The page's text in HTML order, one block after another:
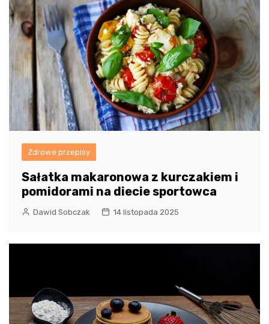
Zdrowe przepisy
Sałatka makaronowa z kurczakiem i
pomidorami na diecie sportowca
Dawid Sobczak 14 listopada 2025